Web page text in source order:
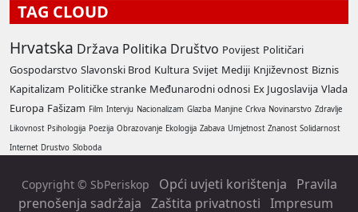
TAG CLOUD
Hrvatska Država Politika Društvo Povijest Političari
Gospodarstvo Slavonski Brod Kultura Svijet Mediji Književnost Biznis
Kapitalizam Političke stranke Međunarodni odnosi Ex Jugoslavija Vlada
Europa Fašizam Film Intervju Nacionalizam Glazba Manjine Crkva Novinarstvo Zdravlje
Likovnost Psihologija Poezija Obrazovanje Ekologija Zabava Umjetnost Znanost Solidarnost
Internet Drustvo Sloboda
Copyright © SbPeriskop Opći uvjeti korištenja
Pravila
prenošenja sadržaja Zaštita privatnosti Impresum